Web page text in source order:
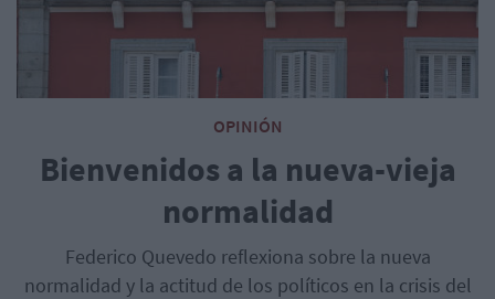
OPINIÓN
Bienvenidos a la nueva-vieja
normalidad
Federico Quevedo reflexiona sobre la nueva
normalidad y la actitud de los políticos en la crisis del